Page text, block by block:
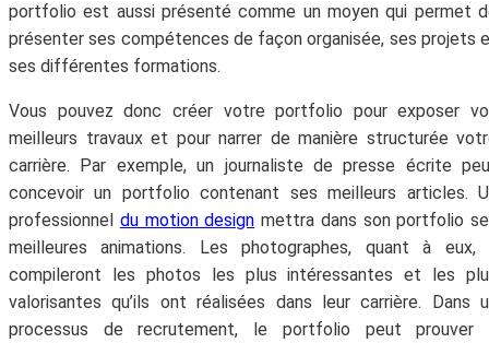
portfolio est aussi présenté comme un moyen qui permet
présenter ses compétences de façon organisée, ses projets
ses différentes formations.
Vous pouvez donc créer votre portfolio pour exposer
meilleurs travaux et pour narrer de manière structurée
carrière. Par exemple, un journaliste de presse écrite
concevoir un portfolio contenant ses meilleurs articles.
professionnel du motion design mettra dans son portfolio
meilleures animations. Les photographes, quant à eux,
compileront les photos les plus intéressantes et les
valorisantes qu’ils ont réalisées dans leur carrière. Dans
processus de recrutement, le portfolio peut prouver